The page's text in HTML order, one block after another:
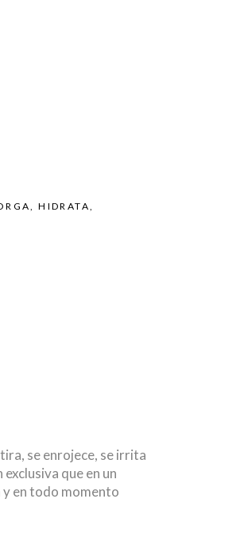
,HIDRATA,
se enrojece, se irrita
que en un
y en todo momento